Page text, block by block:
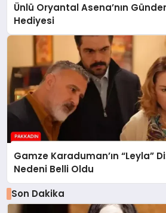
Ünlü Oryantal Asena’nın
Hediyesi
Gamze Karaduman’ın “Leyla”
Nedeni Belli Oldu
Son Dakika